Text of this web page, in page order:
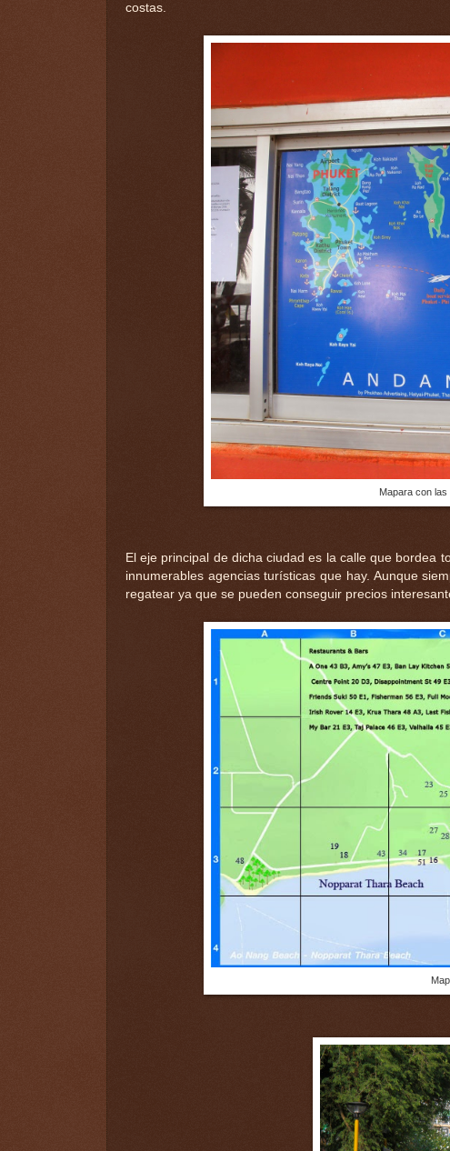
costas.
Mapara con las
El eje principal de dicha ciudad es la calle que bordea
innumerables agencias turísticas que hay. Aunque
regatear ya que se pueden conseguir precios